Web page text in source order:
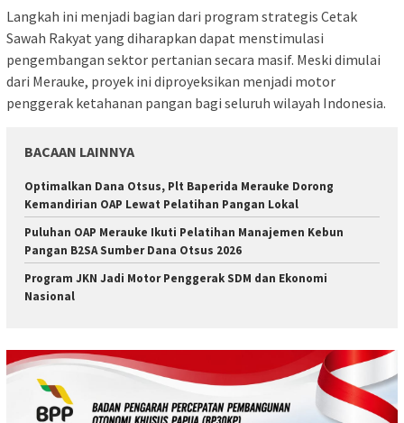
​Langkah ini menjadi bagian dari program strategis Cetak
Sawah Rakyat yang diharapkan dapat menstimulasi
pengembangan sektor pertanian secara masif. Meski dimulai
dari Merauke, proyek ini diproyeksikan menjadi motor
penggerak ketahanan pangan bagi seluruh wilayah Indonesia.
BACAAN LAINNYA
Optimalkan Dana Otsus, Plt Baperida Merauke Dorong
Kemandirian OAP Lewat Pelatihan Pangan Lokal
Puluhan OAP Merauke Ikuti Pelatihan Manajemen Kebun
Pangan B2SA Sumber Dana Otsus 2026
Program JKN Jadi Motor Penggerak SDM dan Ekonomi
Nasional